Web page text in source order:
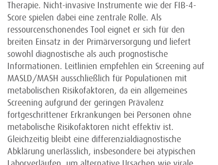
Therapie. Nicht-invasive Instrumente wie der FIB-4-
Score spielen dabei eine zentrale Rolle. Als
ressourcenschonendes Tool eignet er sich für den
breiten Einsatz in der Primärversorgung und liefert
sowohl diagnostische als auch prognostische
Informationen. Leitlinien empfehlen ein Screening auf
MASLD/MASH ausschließlich für Populationen mit
metabolischen Risikofaktoren, da ein allgemeines
Screening aufgrund der geringen Prävalenz
fortgeschrittener Erkrankungen bei Personen ohne
metabolische Risikofaktoren nicht effektiv ist.
Gleichzeitig bleibt eine differenzialdiagnostische
Abklärung unerlässlich, insbesondere bei atypischen